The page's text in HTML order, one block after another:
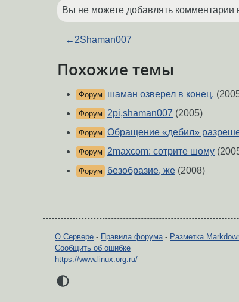
Вы не можете добавлять комментарии
← 2Shaman007
Похожие темы
Форум шаман озверел в конец.
Форум 2pi,shaman007 (2005)
Форум Обращение «дебил»
Форум 2maxcom: сотрите шому
Форум безобразие, же (2008)
О Сервере - Правила форума- Разметка
Сообщить об ошибке
https://www.linux.org.ru/